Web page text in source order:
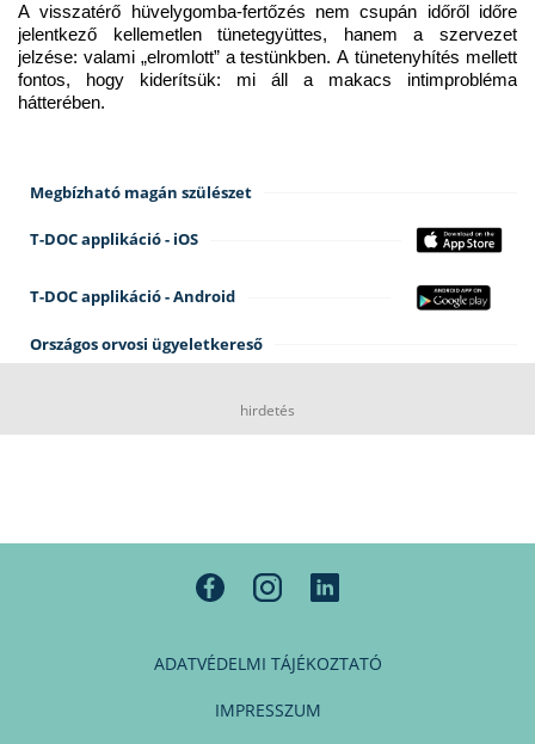
A visszatérő hüvelygomba-fertőzés nem csupán időről időre
jelentkező kellemetlen tünetegyüttes, hanem a szervezet
jelzése: valami „elromlott” a testünkben. A tünetenyhítés mellett
fontos, hogy kiderítsük: mi áll a makacs intimprobléma
hátterében.
Megbízható magán szülészet
T-DOC applikáció - iOS
T-DOC applikáció - Android
Országos orvosi ügyeletkereső
hirdetés
ADATVÉDELMI TÁJÉKOZTATÓ
IMPRESSZUM